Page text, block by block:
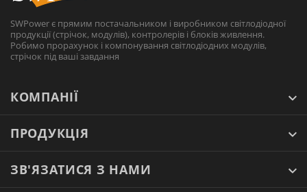
SWPower є прямим постачальником і виробником світлодіодної
продукції (стрічок, модулів), контролерів і блоків живлення.
Робимо прорахунок і компонування світлодіодних модулів,
стрічок під ваші завдання
КОМПАНІЇ
ПРОДУКЦІЯ
ЗВ'ЯЗАТИСЯ З НАМИ